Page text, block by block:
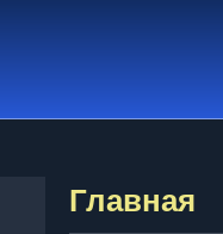
Главная